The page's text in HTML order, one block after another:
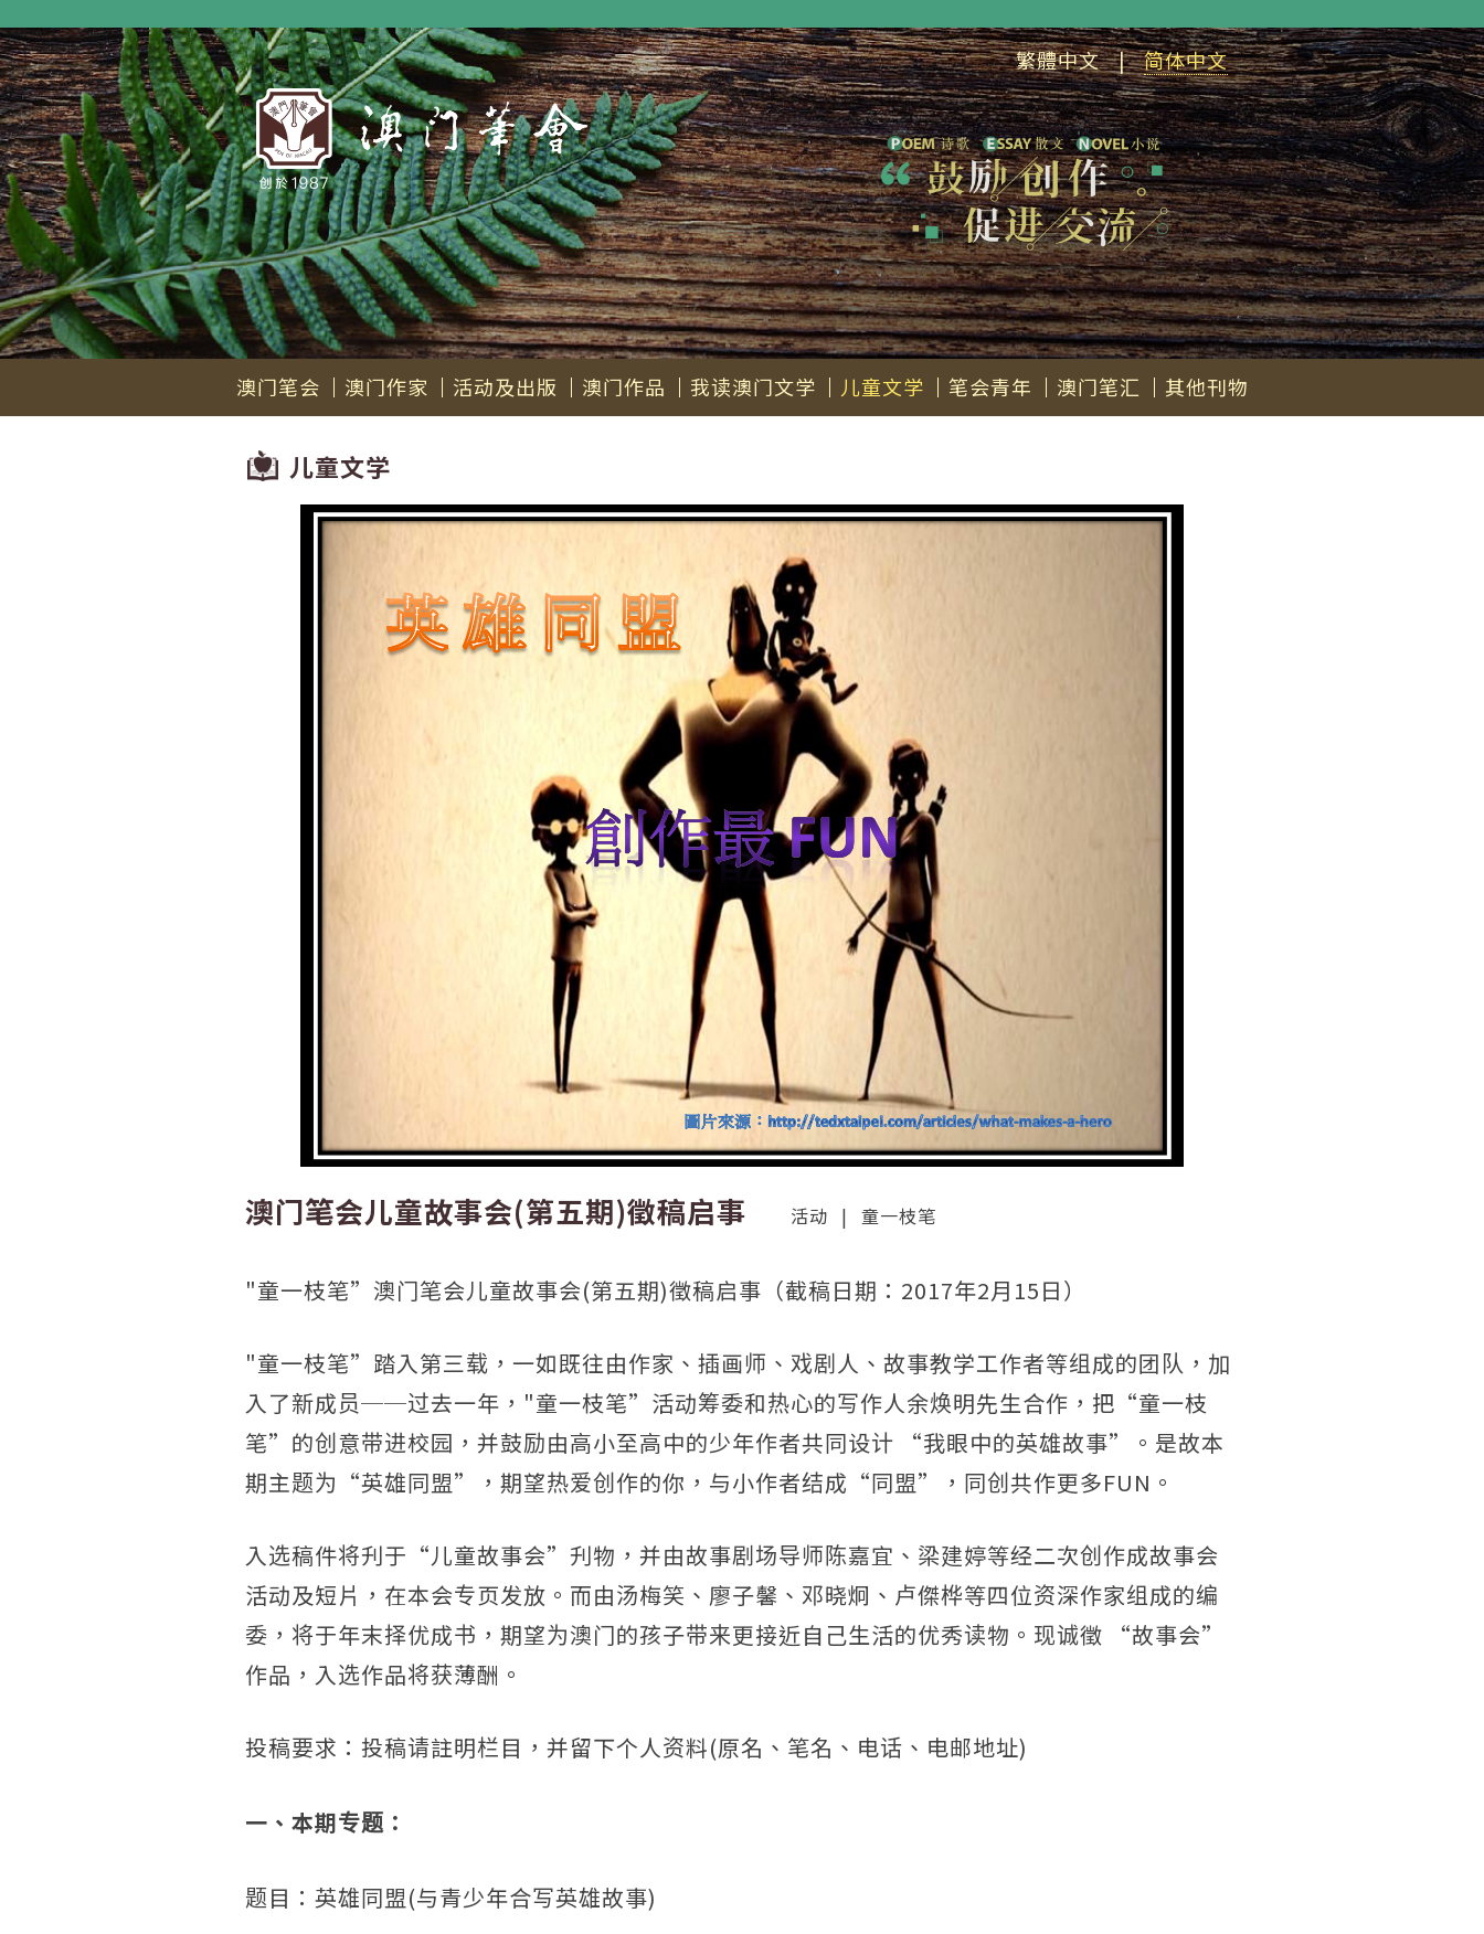
繁體中文 | 简体中文
澳门笔会 澳门作家 活动及出版 澳门作品 我读澳门文学 儿童文学 笔会青年 澳门笔汇 其他刊物
儿童文学
澳门笔会儿童故事会(第五期)徵稿启事 活动 | 童一枝笔
"童一枝笔”澳门笔会儿童故事会(第五期)徵稿启事（截稿日期：2017年2月15日）
"童一枝笔”踏入第三载，一如既往由作家、插画师、戏剧人、故事教学工作者等组成的团队，加
入了新成员──过去一年，"童一枝笔”活动筹委和热心的写作人余焕明先生合作，把“童一枝
笔”的创意带进校园，并鼓励由高小至高中的少年作者共同设计 “我眼中的英雄故事”。是故本
期主题为“英雄同盟”，期望热爱创作的你，与小作者结成“同盟”，同创共作更多FUN。
入选稿件将刋于“儿童故事会”刋物，并由故事剧场导师陈嘉宜、梁建婷等经二次创作成故事会
活动及短片，在本会专页发放。而由汤梅笑、廖子馨、邓晓炯、卢傑桦等四位资深作家组成的编
委，将于年末择优成书，期望为澳门的孩子带来更接近自己生活的优秀读物。现诚徵 “故事会”
作品，入选作品将获薄酬。
投稿要求：投稿请註明栏目，并留下个人资料(原名、笔名、电话、电邮地址)
一、本期专题：
题目：英雄同盟(与青少年合写英雄故事)